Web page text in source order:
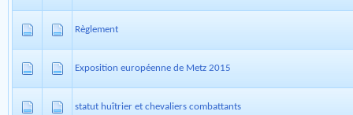
Règlement
Exposition européenne de Metz 2015
statut huîtrier et chevaliers combattants